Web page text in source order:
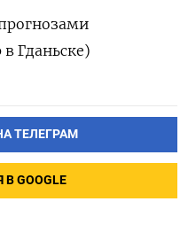
Гданьске)
ТЕЛЕГРАМ
GOOGLE